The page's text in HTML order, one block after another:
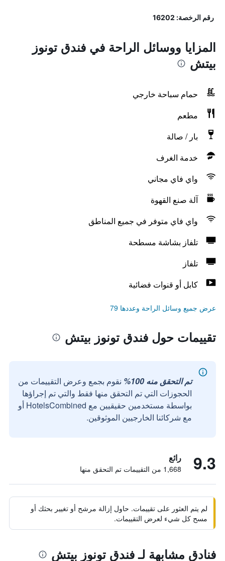
رقم الرخصة: 16202
المزايا ووسائل الراحة في فندق تونوز
بيتش
حمام سباحة خارجي
مطعم
بار / صالة
خدمة الغرف
واي فاي مجاني
آلة صنع القهوة
واي فاي متوفر في جميع المناطق
تلفاز بشاشة مسطحة
تلفاز
كابل أو قنوات فضائية
عرض جميع وسائل الراحة وعددها 79
تقييمات حول فندق تونوز بيتش
تم التحقق منه 100%
نقوم بجمع وعرض التقييمات من
الحجوزات التي تم التحقق منها فقط والتي تم إجراؤها
بواسطة مستخدمين حقيقيين مع HotelsCombined أو
مع شركائنا الخارجيين الموثوقين.
9.3 رائع
1,668 من التقييمات تم التحقق منها
لم يتم العثور على تقييمات. حاول إزالة مرشح أو تغيير بحثك أو
مسح كل شيء لعرض التقييمات.
فنادق مشابهة لـ فندق تونوز بيتش